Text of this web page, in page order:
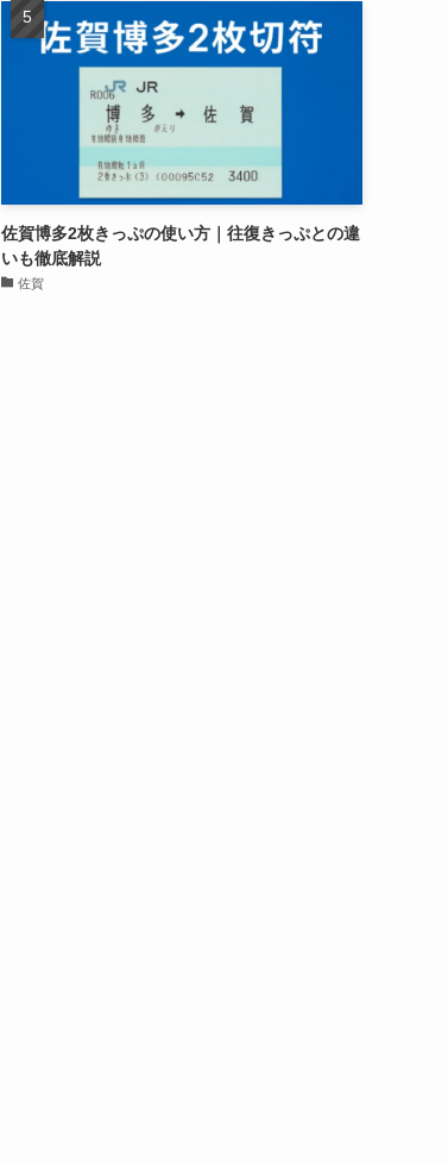
佐賀博多2枚きっぷの使い方｜往復きっぷとの違
いも徹底解説
佐賀